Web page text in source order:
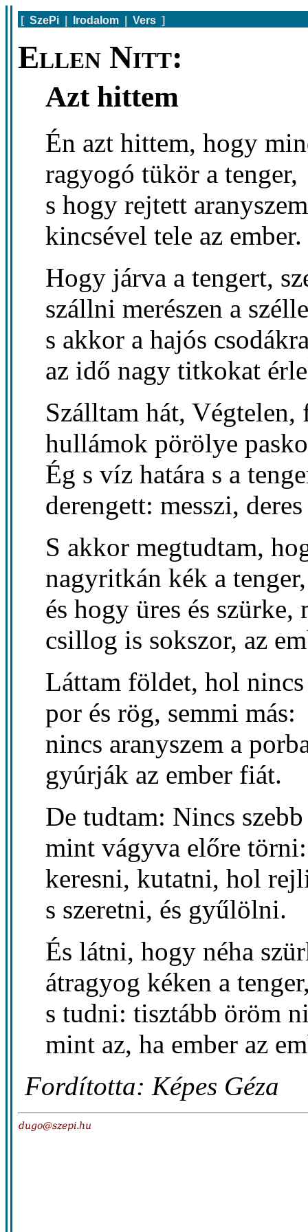
[ SzePi Irodalom Vers ]
Ellen Nitt:
Azt hittem
Én azt hittem, hogy
ragyogó tükör a tenger,
s hogy rejtett
kincsével tele az ember.
Hogy járva a tengert,
szállni merészen a
s akkor a hajós
az idő nagy titkokat
Szálltam hát, Végtelen,
hullámok pörölye
Ég s víz határa s a
derengett: messzi,
S akkor megtudtam,
nagyritkán kék a tenger,
és hogy üres és szürke,
csillog is sokszor, az
Láttam földet, hol
por és rög, semmi más:
nincs aranyszem a
gyúrják az ember fiát.
De tudtam: Nincs
mint vágyva előre törni:
keresni, kutatni, hol
s szeretni, és gyűlölni.
És látni, hogy néha
átragyog kéken a
s tudni: tisztább öröm
mint az, ha ember az
Fordította: Képes Géza